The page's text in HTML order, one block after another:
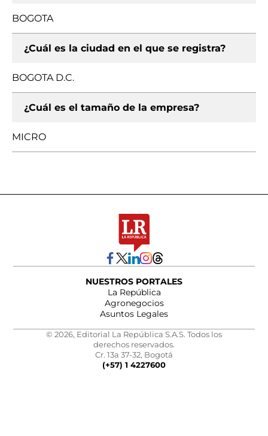
BOGOTA
¿Cuál es la ciudad en el que se registra?
BOGOTA D.C.
¿Cuál es el tamaño de la empresa?
MICRO
NUESTROS PORTALES
La República
Agronegocios
Asuntos Legales
© 2026, Editorial La República S.A.S. Todos los
derechos reservados.
Cr. 13a 37-32, Bogotá
(+57) 1 4227600